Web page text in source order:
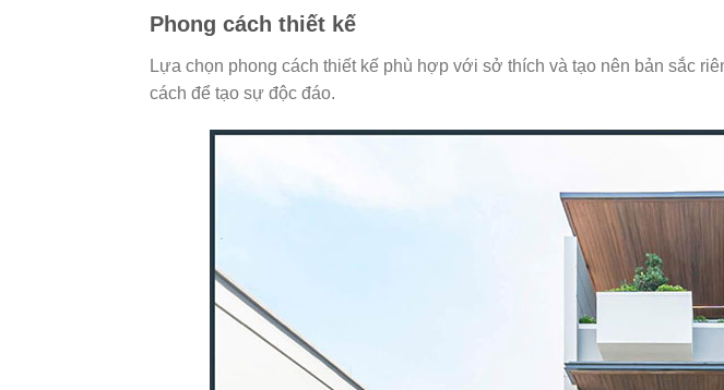
Phong cách thiết kế
Lựa chọn phong cách thiết kế phù hợp với sở thích và tạo nên bản sắc
cách để tạo sự độc đáo.